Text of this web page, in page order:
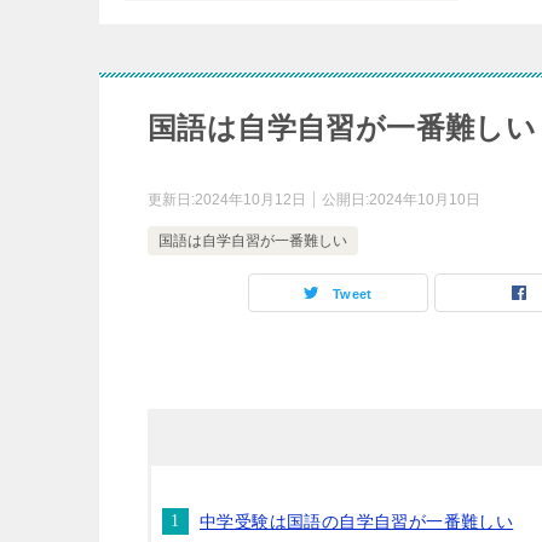
国語は自学自習が一番難しい
更新日:2024年10月12日 公開日:2024年10月10日
国語は自学自習が一番難しい
Tweet
中学受験は国語の自学自習が一番難しい